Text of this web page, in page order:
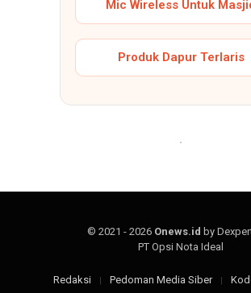
Mic Wireless Untuk
Produk Dapur Terlaris
© 2021 - 2026 Onews.id by
PT Opsi Nota Ideal
Redaksi Pedoman Media Siber